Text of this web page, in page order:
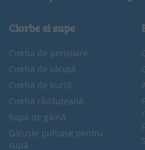
Ciorbe si supe
Ciorba de perișoare
Ciorbă de văcuță
Ciorbă de burtă
Ciorbă rădăuțeană
Supă de găină
Găluște pufoase pentru
supă